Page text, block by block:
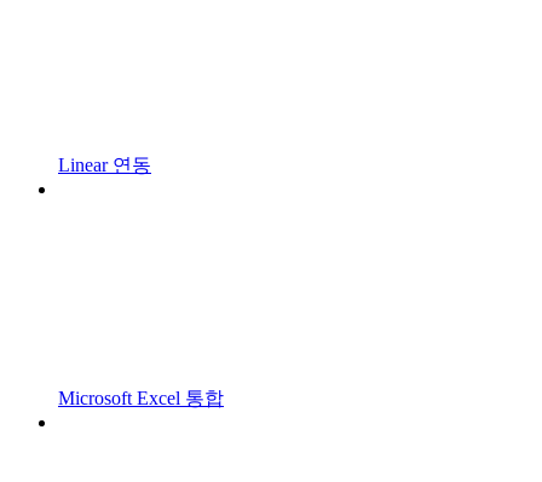
Linear 연동
Microsoft Excel 통합